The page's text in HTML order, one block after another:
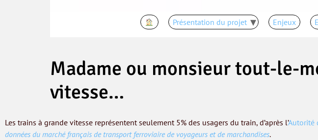
Présentation du projet Enjeux
Madame ou monsieur tout-le-
vitesse…
Les trains à grande vitesse représentent seulement 5% des usagers du train, d’après l’Autorité
données du marché français de transport ferroviaire de voyageurs et de marchandises.